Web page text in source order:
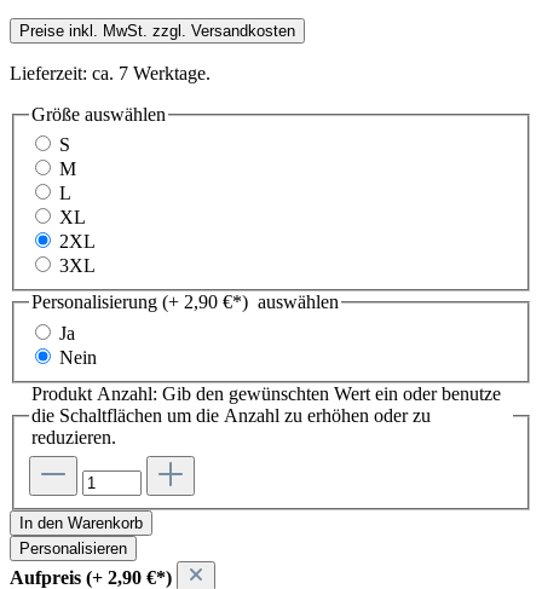
Preise inkl. MwSt. zzgl. Versandkosten
Lieferzeit: ca. 7 Werktage.
Größe auswählen
S
M
L
XL
2XL
3XL
Personalisierung (+ 2,90 €*) auswählen
Ja
Nein
Produkt Anzahl: Gib den gewünschten Wert ein oder benutze
die Schaltflächen um die Anzahl zu erhöhen oder zu
reduzieren.
In den Warenkorb
Personalisieren
Aufpreis (+ 2,90 €*)